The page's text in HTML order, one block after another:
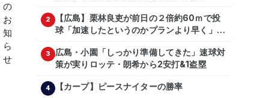
2
【広島】栗林良吏が前日の２倍約60ｍで投
球「加速したというのかプランより早く」自
3
広島・小園「しっかり準備してきた」速球対
策が実りロッテ・朗希から2安打&1盗塁
4 【カープ】ピースナイターの勝率